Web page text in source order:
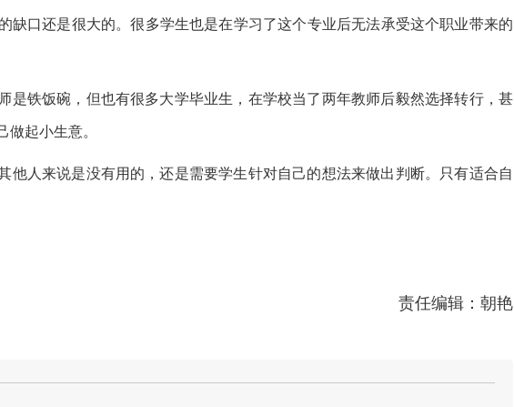
缺口还是很大的。很多学生也是在学习了这个专业后无法承受这个职业带来的
是铁饭碗，但也有很多大学毕业生，在学校当了两年教师后毅然选择转行，甚
做起小生意。
他人来说是没有用的，还是需要学生针对自己的想法来做出判断。只有适合自
责任编辑：朝艳